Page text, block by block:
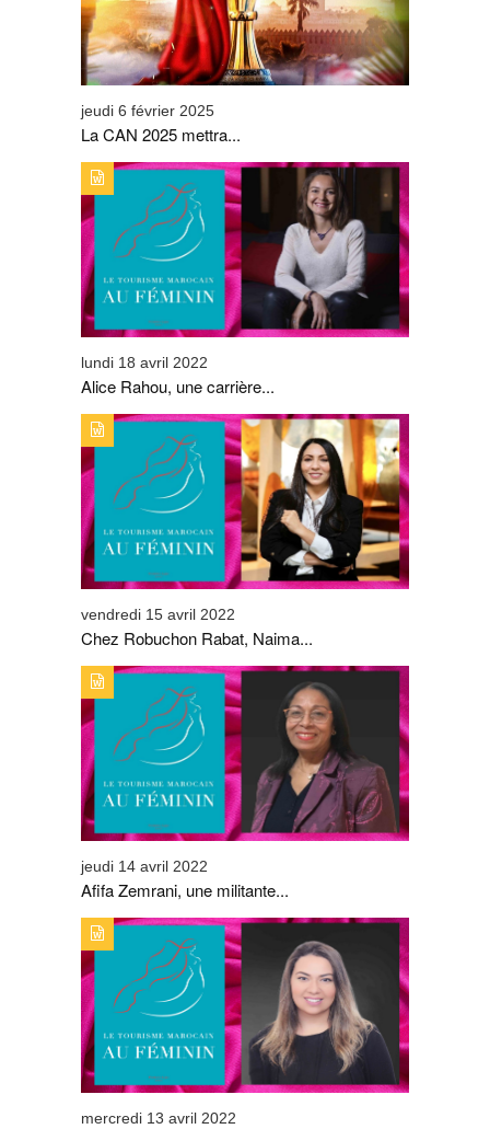
jeudi 6 février 2025
La CAN 2025 mettra...
TYPE DE PUBLICATION : ALERTES_INFOSTITRE : ALICE
RAHOU, UNE CARRIÈRE EN CRESCENDO.
lundi 18 avril 2022
Alice Rahou, une carrière...
TYPE DE PUBLICATION : ALERTES_INFOSTITRE : CHEZ
ROBUCHON RABAT, NAIMA EL FASY SE DISTINGUE
vendredi 15 avril 2022
Chez Robuchon Rabat, Naima...
TYPE DE PUBLICATION : ALERTES_INFOSTITRE : AFIFA
ZEMRANI, UNE MILITANTE PASSIONNÉE
jeudi 14 avril 2022
Afifa Zemrani, une militante...
TYPE DE PUBLICATION : ALERTES_INFOSTITRE :
GHIZLANE HALAOUI, UN PARCOURS SANS FAUTE
mercredi 13 avril 2022